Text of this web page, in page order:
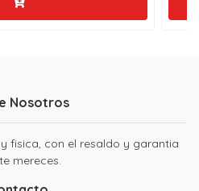
Nosotros
fisica, con el resaldo y garantia
mereces.